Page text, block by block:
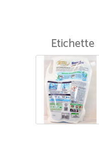
Etichette